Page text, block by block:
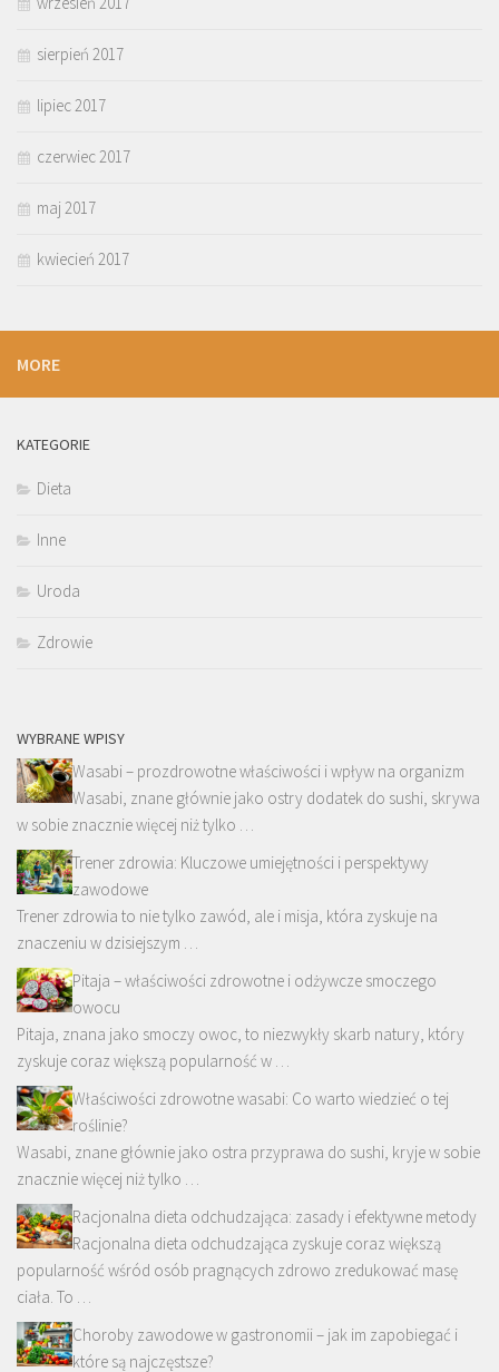
sierpień 2017
lipiec 2017
czerwiec 2017
maj 2017
kwiecień 2017
MORE
KATEGORIE
Dieta
Inne
Uroda
Zdrowie
WYBRANE WPISY
Wasabi – prozdrowotne właściwości i wpływ na organizm
Wasabi, znane głównie jako ostry dodatek do sushi, skrywa
w sobie znacznie więcej niż tylko …
Trener zdrowia: Kluczowe umiejętności i perspektywy
zawodowe
Trener zdrowia to nie tylko zawód, ale i misja, która zyskuje na
znaczeniu w dzisiejszym …
Pitaja – właściwości zdrowotne i odżywcze smoczego
owocu
Pitaja, znana jako smoczy owoc, to niezwykły skarb natury, który
zyskuje coraz większą popularność w …
Właściwości zdrowotne wasabi: Co warto wiedzieć o tej
roślinie?
Wasabi, znane głównie jako ostra przyprawa do sushi, kryje w sobie
znacznie więcej niż tylko …
Racjonalna dieta odchudzająca: zasady i efektywne metody
Racjonalna dieta odchudzająca zyskuje coraz większą
popularność wśród osób pragnących zdrowo zredukować masę
ciała. To …
Choroby zawodowe w gastronomii – jak im zapobiegać i
które są najczęstsze?